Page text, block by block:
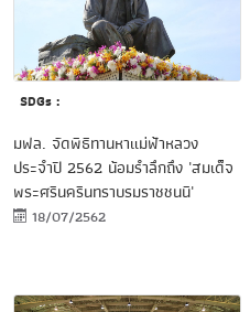
SDGs :
มฟล. จัดพิธีทานหาแม่ฟ้าหลวง
ประจำปี 2562 น้อมรำลึกถึง 'สมเด็จ
พระศรีนครินทราบรมราชชนนี'
18/07/2562